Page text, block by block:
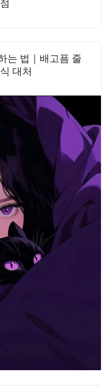
는 법｜배고픔 줄
대처